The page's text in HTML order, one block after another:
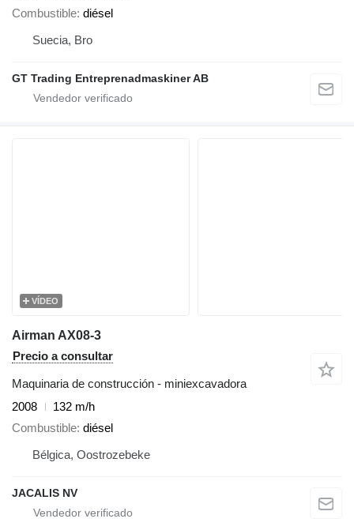
Combustible diésel
Suecia, Bro
GT Trading Entreprenadmaskiner AB
VÍDEO
Airman AX08-3
Precio a consultar
Maquinaria de construcción - miniexcavadora
2008
132 m/h
Combustible diésel
Bélgica, Oostrozebeke
JACALIS NV